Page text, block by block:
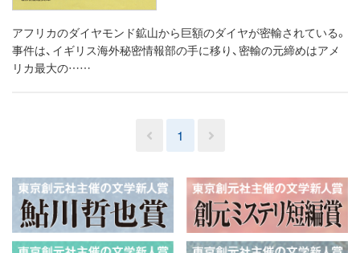
アフリカのダイヤモンド鉱山から巨額のダイヤが密輸されている。
事件は、イギリス海外秘密情報部の手に移り、密輸の元締めはアメ
リカ最大の……
1